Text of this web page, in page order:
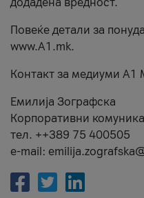
Повеќе детали за
www.А1.mk.
Контакт за медиуми А1
Емилија Зографска
Корпоративни
тел. ++389 75 400505
e-mail: